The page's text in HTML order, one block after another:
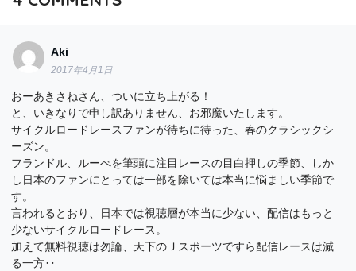
Aki
2017年4月1日
おーあきさねさん、ついに立ち上がる！
と、いきなりで申し訳ありません、お邪魔いたします。
サイクルロードレースファンが待ちに待った、春のクラシックシ
ーズン。
フランドル、ルーべを筆頭に注目レースの目白押しの季節、しか
し日本のファンにとっては一部を除いては本当に悩ましい季節で
す。
言われるとおり、日本では視聴層が本当に少ない、配信はもっと
少ないサイクルロードレース。
加えて無料視聴は勿論、天下のＪスポーツですら配信レースは減
る一方‥